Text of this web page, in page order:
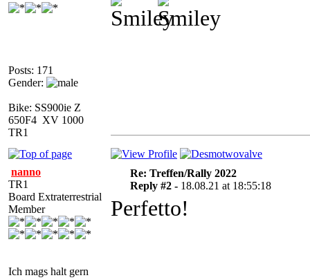
Posts: 171
Gender:
Bike: SS900ie Z
650F4 XV 1000
TR1
nanno
TR1
Board Extraterrestrial
Member
Ich mags halt gern
Re: Treffen/Rally 2022
Reply #2 - 18.08.21 at 18:55:18
Perfetto!